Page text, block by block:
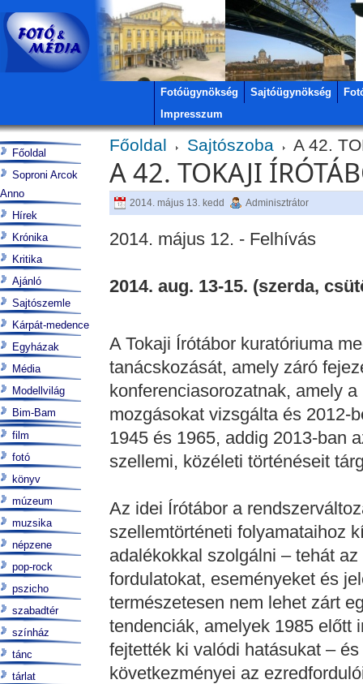
Fotóügynökség Sajtóügynökség
Impresszum
Főoldal Sajtószoba A 42.
A 42. TOKAJI
2014. május 13. kedd Adminisztrátor
2014. május 12. - Felhívás
2014. aug. 13-15. (szerda,
A Tokaji Írótábor kuratóriuma
tanácskozását, amely záró
konferenciasorozatnak, amely
mozgásokat vizsgálta és 2012-
1945 és 1965, addig 2013-ban
szellemi, közéleti történéseit
Az idei Írótábor a
szellemtörténeti folyamataihoz
adalékokkal szolgálni – tehát
fordulatokat, eseményeket és
természetesen nem lehet zárt
tendenciák, amelyek 1985 előtt
fejtették ki valódi hatásukat –
következményei az
Főoldal
Soproni Arcok
Anno
Hírek
Krónika
Kritika
Ajánló
Sajtószemle
Kárpát-medence
Egyházak
Média
Modellvilág
Bim-Bam
film
fotó
könyv
múzeum
muzsika
népzene
pop-rock
pszicho
szabadtér
színház
tánc
tárlat